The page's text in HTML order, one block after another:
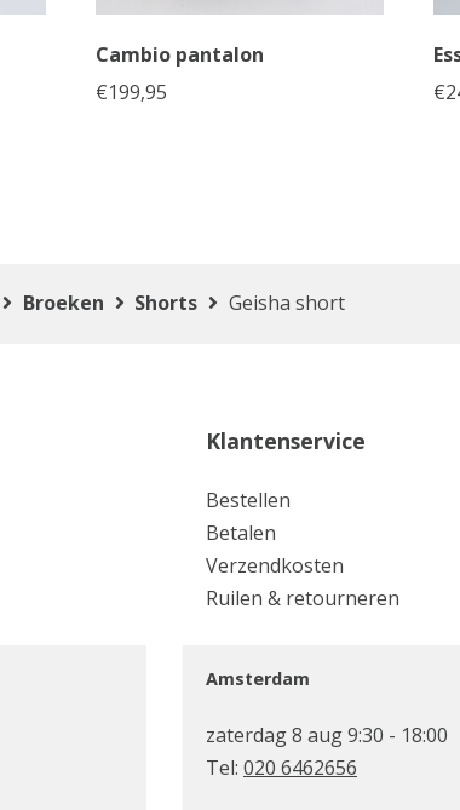
Cambio pantalon
€199,95
€
Broeken Shorts Geisha short
Klantenservice
Bestellen
Betalen
Verzendkosten
Ruilen & retourneren
Amsterdam
zaterdag 8 aug 9:30 - 18:00
Tel: 020 6462656